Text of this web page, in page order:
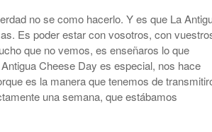
no se como hacerlo. Y es que La
Es poder estar con vosotros, con
que no vemos, es enseñaros lo que
Cheese Day es especial, nos hace
es la manera que tenemos de
una semana, que estábamos